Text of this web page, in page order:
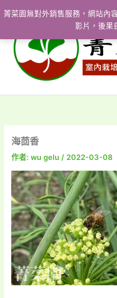
菁菜園無對外銷售服務，網站內
影片，後果
至
要
海茴香
作者:wu gelu/ 2022-03-08